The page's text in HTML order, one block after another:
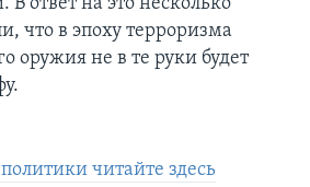
ответ на это несколько
что в эпоху терроризма
оружия не в те руки будет
читайте здесь